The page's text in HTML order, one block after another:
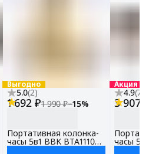
Выгодно
5.0(2)
1 692 ₽1 990 ₽−15%
Портативная колонка-
часы 5в1 BBK BTA1110
Акция
4.9(7
3 907
часы